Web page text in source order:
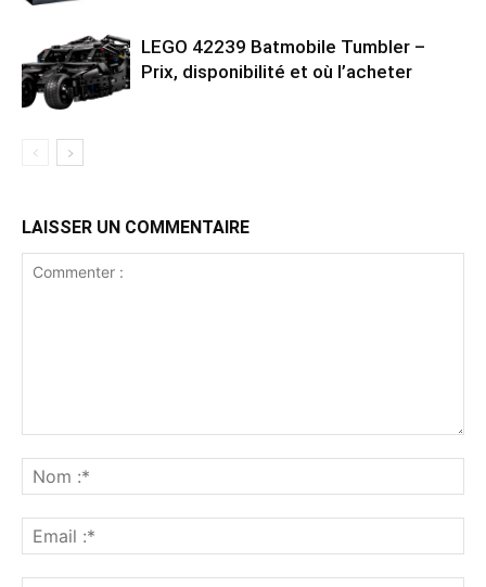
LEGO 42239 Batmobile Tumbler –
Prix, disponibilité et où l’acheter
LAISSER UN COMMENTAIRE